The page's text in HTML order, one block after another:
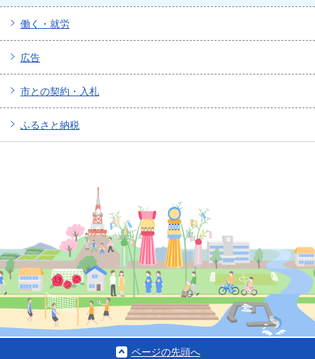
働く・就労
広告
市との契約・入札
ふるさと納税
ページの先頭へ